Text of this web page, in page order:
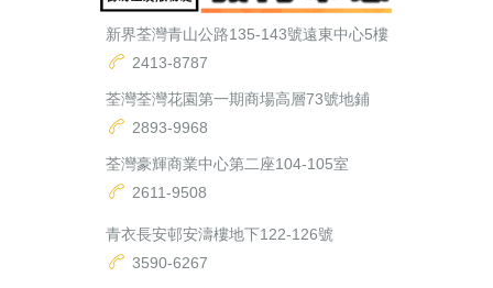
新界荃灣青山公路135-143號遠東中心5樓
2413-8787
荃灣荃灣花園第一期商場高層73號地鋪
2893-9968
荃灣豪輝商業中心第二座104-105室
2611-9508
青衣長安邨安濤樓地下122-126號
3590-6267